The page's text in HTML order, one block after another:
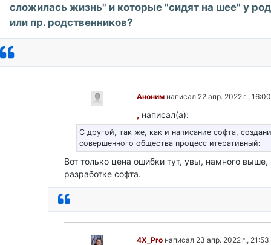
сложилась жизнь" и которые "сидят на шее" у
или пр. родственников?
Аноним написал 22 апр. 2022 г., 16:00
, написал(а):
С другой, так же, как и написание софта,
совершенного общества процесс итеративный:
Вот только цена ошибки тут, увы, намного
разработке софта.
4X_Pro написал 23 апр. 2022 г., 21:53